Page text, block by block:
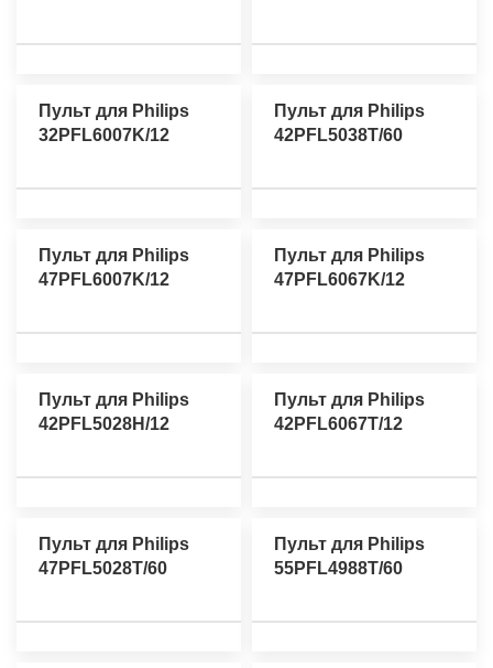
Пульт для Philips
32PFL6007K/12
Пульт для Philips
42PFL5038T/60
Пульт для Philips
47PFL6007K/12
Пульт для Philips
47PFL6067K/12
Пульт для Philips
42PFL5028H/12
Пульт для Philips
42PFL6067T/12
Пульт для Philips
47PFL5028T/60
Пульт для Philips
55PFL4988T/60